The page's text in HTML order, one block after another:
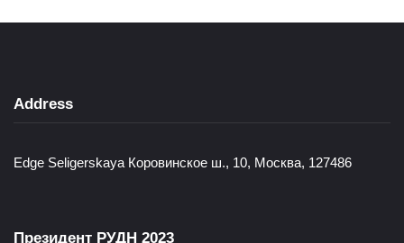
Address
Edge Seligerskaya Коровинское ш., 10, Москва, 127486
Президент РУДН 2023